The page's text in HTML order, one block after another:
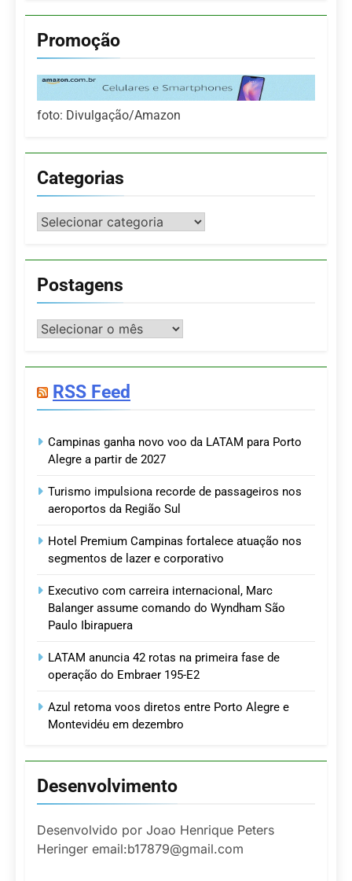
Promoção
foto: Divulgação/Amazon
Categorias
Categorias
Postagens
Postagens
RSS Feed
Campinas ganha novo voo da LATAM para Porto
Alegre a partir de 2027
Turismo impulsiona recorde de passageiros nos
aeroportos da Região Sul
Hotel Premium Campinas fortalece atuação nos
segmentos de lazer e corporativo
Executivo com carreira internacional, Marc
Balanger assume comando do Wyndham São
Paulo Ibirapuera
LATAM anuncia 42 rotas na primeira fase de
operação do Embraer 195-E2
Azul retoma voos diretos entre Porto Alegre e
Montevidéu em dezembro
Desenvolvimento
Desenvolvido por Joao Henrique Peters
Heringer email:b17879@gmail.com